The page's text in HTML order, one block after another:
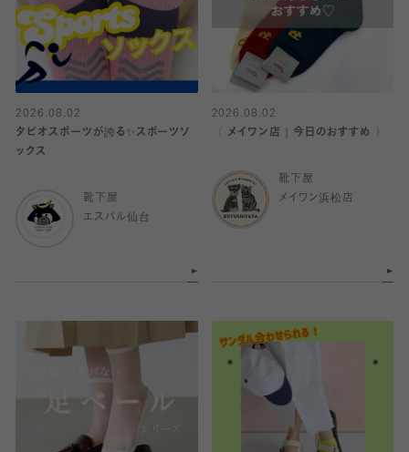
2026.08.02
タビオスポーツが誇る✨スポーツソ
ックス
靴下屋
エスパル仙台
2026.08.02
〈 メイワン店｜今日のおすすめ 〉
靴下屋
メイワン浜松店